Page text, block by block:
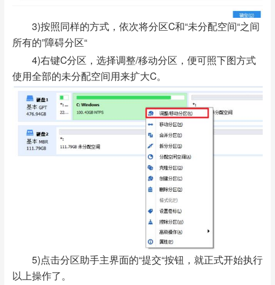
3)按照同样的方式，依次将分区C和“未分配空间“之间
所有的”障碍分区“
4)右键C分区，选择调整/移动分区，便可照下图方式
使用全部的未分配空间用来扩大C。
5)点击分区助手主界面的“提交“按钮，就正式开始执行
以上操作了。